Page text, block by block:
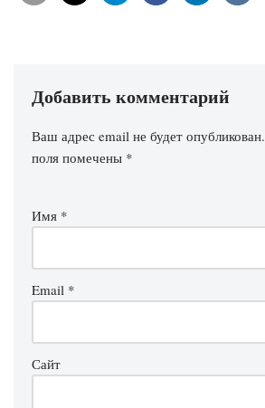
Добавить комментарий
Ваш адрес email не будет опубликован.
поля помечены *
Имя *
Email *
Сайт